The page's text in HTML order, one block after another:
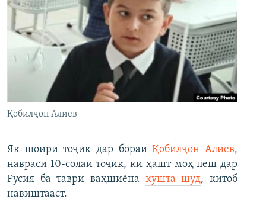
Қобилҷон Алиев
Як шоири тоҷик дар бораиҚобилҷон Алиев,
навраси 10-солаи тоҷик, ки ҳашт моҳ пеш дар
Русия ба таври ваҳшиёна кушта шуд, китоб
навиштааст.